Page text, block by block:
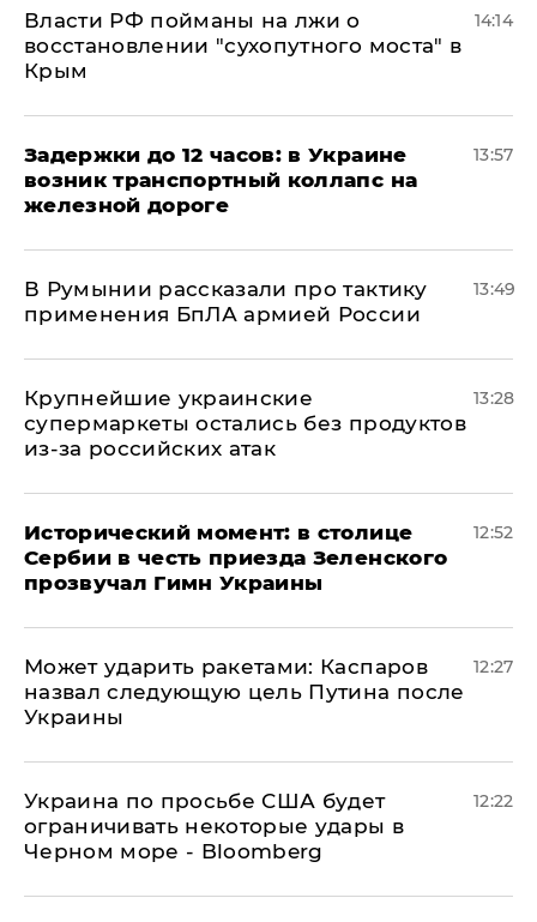
Власти РФ пойманы на лжи о
восстановлении "сухопутного моста" в
Крым
14:14
Задержки до 12 часов: в Украине
возник транспортный коллапс на
железной дороге
13:57
В Румынии рассказали про тактику
применения БпЛА армией России
13:49
Крупнейшие украинские
супермаркеты остались без продуктов
из-за российских атак
13:28
Исторический момент: в столице
Сербии в честь приезда Зеленского
прозвучал Гимн Украины
12:52
Может ударить ракетами: Каспаров
назвал следующую цель Путина после
Украины
12:27
Украина по просьбе США будет
ограничивать некоторые удары в
Черном море - Bloomberg
12:22